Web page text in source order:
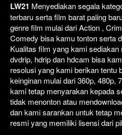
LW21 Menyediakan segala
terbaru serta film barat paling
genre film mulai dari Action ,
Comedy bisa kamu tonton serta
Kualitas film yang kami sediakan
dvdrip, hdrip dan hdcam bisa
resolusi yang kami berikan tentu
keinginan mulai dari 360p, 480p,
kami tetap menyarakan kepada
tidak menonton atau
dan kami sarankan untuk tetap
resmi yang memiliki lisensi dari